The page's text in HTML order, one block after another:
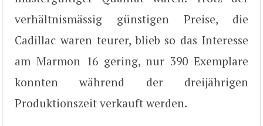
verhältnismässig günstigen Preise, die
Cadillac waren teurer, blieb so das Interesse
am Marmon 16 gering, nur 390 Exemplare
konnten während der dreijährigen
Produktionszeit verkauft werden.